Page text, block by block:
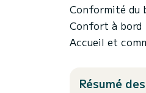
Conformité du
Confort à bord
Accueil et
Résumé